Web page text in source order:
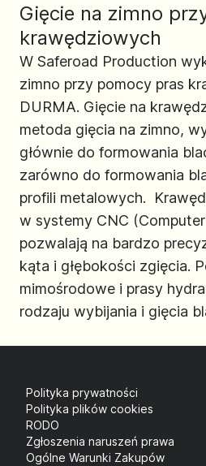
Gięcie na zimno
krawędziowych
W Saferoad Production
zimno przy pomocy pras
DURMA. Gięcie na
metoda gięcia na zimno,
głównie do formowania
zarówno do formowania
profili metalowych.
w systemy CNC
pozwalają na bardzo
kąta i głębokości zgięcia.
mimośrodowe i prasy
rodzaju wybijania i gięcia
Polityka prywatności
Polityka plików cookies
RODO
Zgłoszenia naruszeń prawa
Ogólne Warunki Zakupów